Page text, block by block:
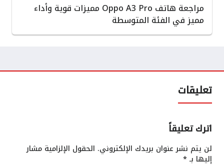
مراجعة هاتف Oppo A3 Pro مميزات قوية وأداء
مميز في الفئة المتوسطة
تعليقات
اترك تعليقاً
لن يتم نشر عنوان بريدك الإلكتروني. الحقول الإلزامية مشار
إليها بـ*